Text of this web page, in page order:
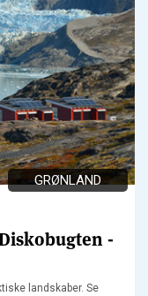
GRØNLAND
-
landskaber. Se